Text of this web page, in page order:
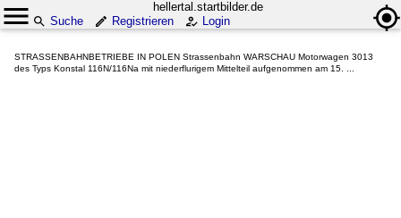
hellertal.startbilder.de
Suche
Registrieren Login
STRASSENBAHNBETRIEBE IN POLEN Strassenbahn WARSCHAU Motorwagen 3013
des Typs Konstal 116N/116Na mit niederflurigem Mittelteil aufgenommen am 15. ...